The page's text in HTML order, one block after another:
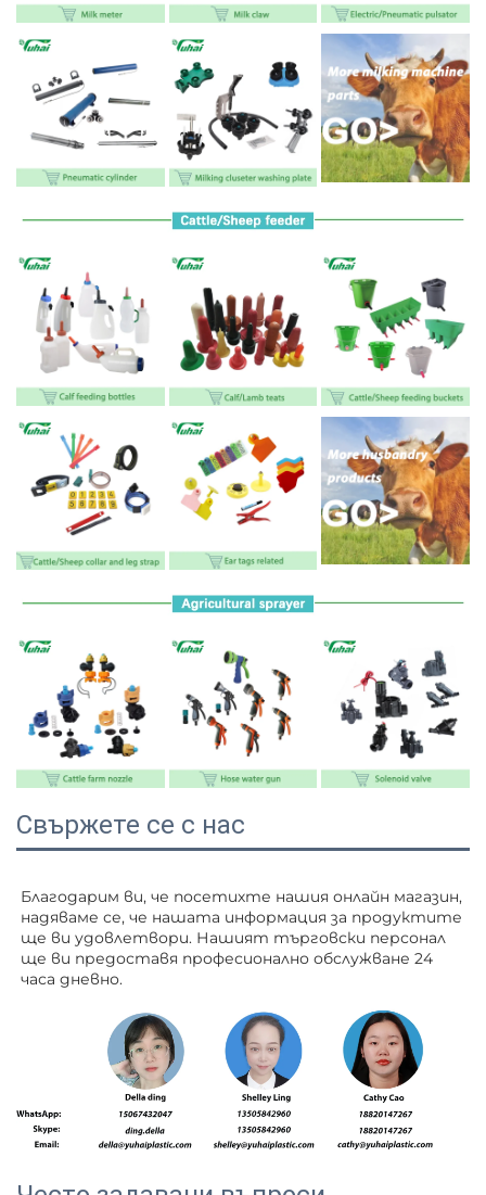
Свържете се с нас
Благодарим ви, че посетихте нашия онлайн магазин,
надяваме се, че нашата информация за продуктите
ще ви удовлетвори. Нашият търговски персонал
ще ви предоставя професионално обслужване 24
часа дневно.